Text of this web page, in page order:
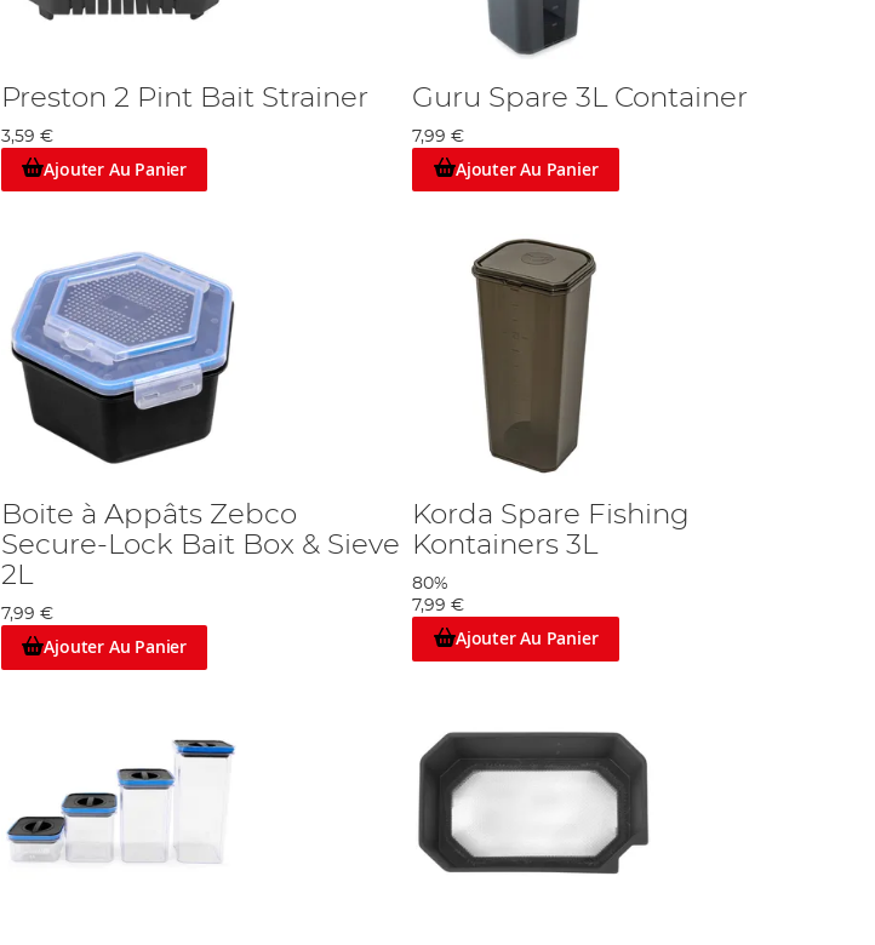
Preston 2 Pint Bait Strainer
3,59 €
Ajouter Au Panier
Guru Spare 3L Container
7,99 €
Ajouter Au Panier
Boite à Appâts Zebco
Secure-Lock Bait Box & Sieve
2L
7,99 €
Ajouter Au Panier
Korda Spare Fishing
Kontainers 3L
80%
7,99 €
Ajouter Au Panier